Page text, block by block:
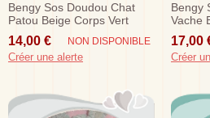
Bengy Sos Doudou Chat
Patou Beige Corps Vert
Foulard
14,00 € NON DISPONIBLE
Créer une alerte
Bengy
Vache
Trait
17,00
Créer